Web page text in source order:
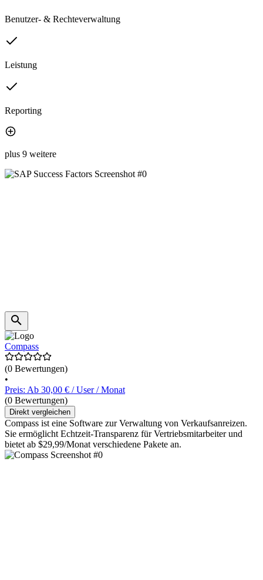
Benutzer- & Rechteverwaltung
Leistung
Reporting
plus 9 weitere
Compass
(0 Bewertungen)
•
Preis: Ab 30,00 € / User / Monat
(0 Bewertungen)
Direkt vergleichen
Compass ist eine Software zur Verwaltung von Verkaufsanreizen.
Sie ermöglicht Echtzeit-Transparenz für Vertriebsmitarbeiter und
bietet ab $29,99/Monat verschiedene Pakete an.